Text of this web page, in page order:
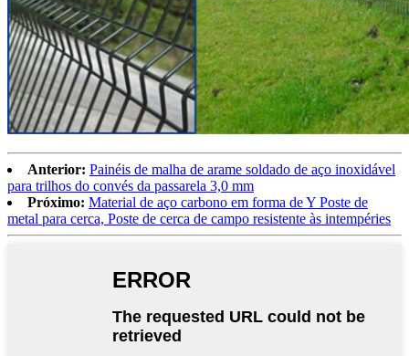
Anterior: Painéis de malha de arame soldado de aço inoxidável
para trilhos do convés da passarela 3,0 mm
Próximo: Material de aço carbono em forma de Y Poste de
metal para cerca, Poste de cerca de campo resistente às intempéries